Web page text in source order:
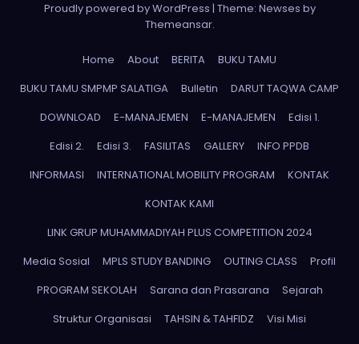
Proudly powered by WordPress | Theme: Newses by
Themeansar.
Home About BERITA
BUKU TAMU
BUKU TAMU SMPMP SALATIGA
Bulletin
DARUT TAQWA CAMP
DOWNLOAD
E-MANAJEMEN E-MANAJEMEN
Edisi 1.
Edisi 2.
Edisi 3. FASILITAS GALLERY
INFO PPDB
INFORMASI
INTERNATIONAL MOBILITY PROGRAM
KONTAK
KONTAK KAMI
LINK GRUP MUHAMMADIYAH PLUS COMPETITION 2024
Media Sosial
MPLS STUDY BANDING OUTING CLASS
Profil
PROGRAM SEKOLAH
Sarana dan Prasarana
Sejarah
Struktur Organisasi
TAHSIN & TAHFIDZ Visi Misi